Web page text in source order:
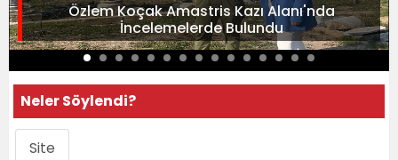
Özlem Koçak Amastris Kazı Alanı'nda
İncelemelerde Bulundu
Neler Söylendi?
Site